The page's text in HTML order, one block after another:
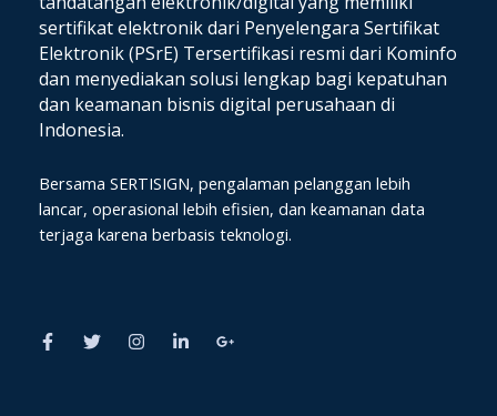
sertifikat elektronik dari Penyelengara Sertifikat
Elektronik (PSrE) Tersertifikasi resmi dari Kominfo
dan menyediakan solusi lengkap bagi kepatuhan
dan keamanan bisnis digital perusahaan di
Indonesia.
Bersama SERTISIGN, pengalaman pelanggan lebih
lancar, operasional lebih efisien, dan keamanan data
terjaga karena berbasis teknologi.
c
e
i s n o